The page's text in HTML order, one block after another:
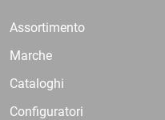
Assortimento
Marche
Cataloghi
Configuratori